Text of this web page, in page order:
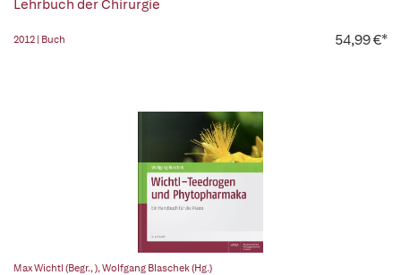
Lehrbuch der Chirurgie
2012 | Buch 54,99 €*
Max Wichtl (Begr., ),Wolfgang Blaschek (Hg.)